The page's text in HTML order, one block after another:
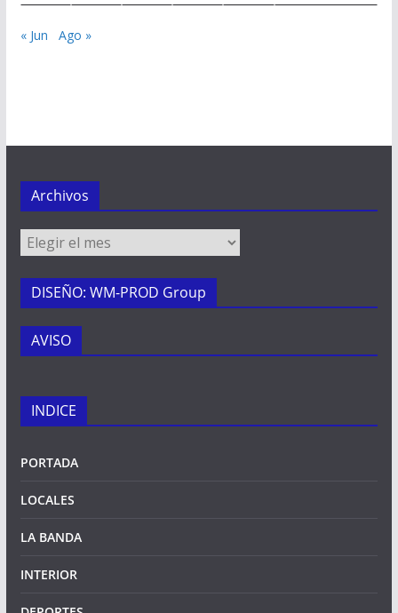
« Jun Ago »
Archivos
Archivos
DISEÑO: WM-PROD Group
AVISO
INDICE
PORTADA
LOCALES
LA BANDA
INTERIOR